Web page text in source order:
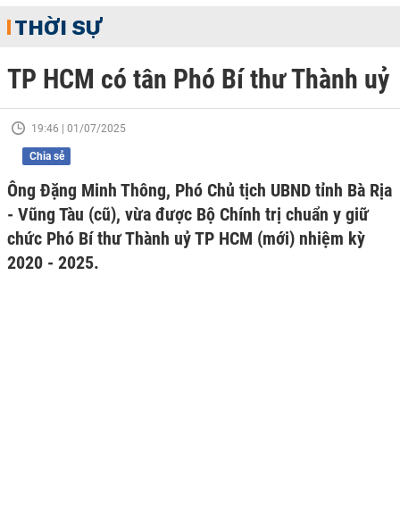
THỜI SỰ
TP HCM có tân Phó Bí thư Thành uỷ
19:46 | 01/07/2025
Chia sẻ
Ông Đặng Minh Thông, Phó Chủ tịch UBND tỉnh Bà Rịa
- Vũng Tàu (cũ), vừa được Bộ Chính trị chuẩn y giữ
chức Phó Bí thư Thành uỷ TP HCM (mới) nhiệm kỳ
2020 - 2025.